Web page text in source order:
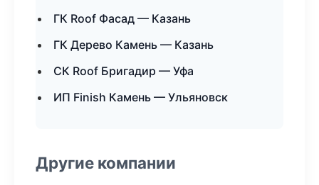
ГК Roof Фасад — Казань
ГК Дерево Камень — Казань
СК Roof Бригадир — Уфа
ИП Finish Камень — Ульяновск
Другие компании